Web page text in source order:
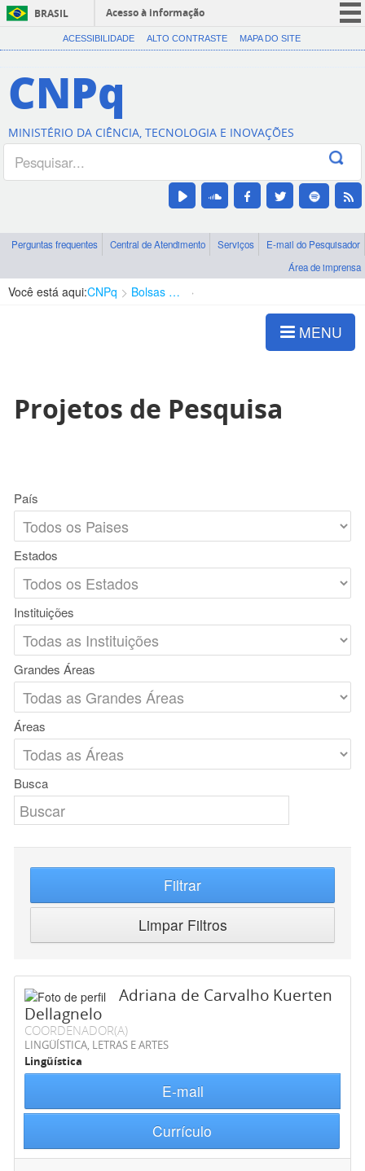
BRASIL
Acesso à informação
CORONAVÍRUS (COVID-19)
Canais
ACESSIBILIDADE ALTO CONTRASTE MAPA DO SITE
CNPq
MINISTÉRIO DA CIÊNCIA, TECNOLOGIA E INOVAÇÕES
Perguntas frequentes Central de Atendimento Serviços
E-mail do Pesquisador
Área de imprensa
Você está aqui:CNPq Bolsas e Auxílios Vigentes
MENU
Projetos de Pesquisa
País
Estados
Instituições
Grandes Áreas
Áreas
Busca
Filtrar
Limpar Filtros
Adriana de Carvalho Kuerten
Dellagnelo
COORDENADOR(A)
LINGÜÍSTICA, LETRAS E ARTES
Lingüística
E-mail
Currículo